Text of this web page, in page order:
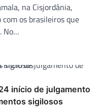
na Cisjordânia,
os brasileiros que
No…
início de julgamento
sigilosos